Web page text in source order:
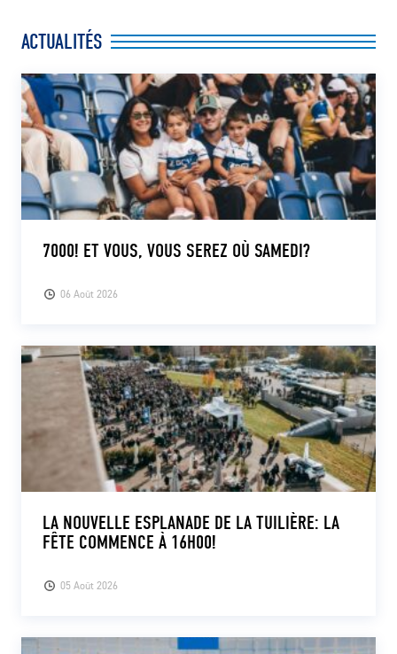
ACTUALITÉS
06 Août 2026
7000! ET VOUS, VOUS SEREZ OÙ SAMEDI?
05 Août 2026
LA NOUVELLE ESPLANADE DE LA TUILIÈRE: LA
FÊTE COMMENCE À 16H00!